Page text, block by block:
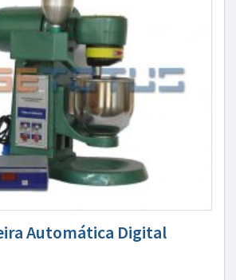
Automática Digital